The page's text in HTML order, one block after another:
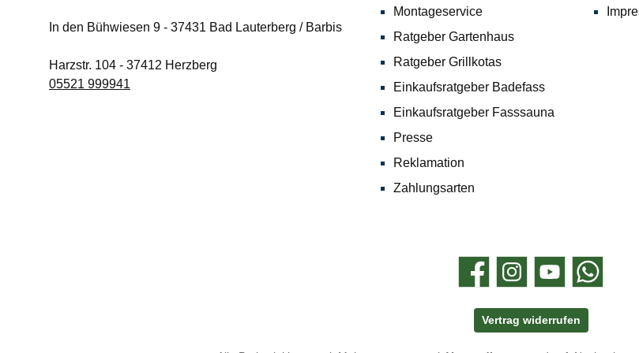
In den Bühwiesen 9 - 37431 Bad Lauterberg / Barbis
Harzstr. 104 - 37412 Herzberg
05521 999941
Montageservice
Ratgeber Gartenhaus
Ratgeber Grillkotas
Einkaufsratgeber Badefass
Einkaufsratgeber Fasssauna
Presse
Reklamation
Zahlungsarten
FacebookInstagramYouTube WhatsApp
Vertrag widerrufen